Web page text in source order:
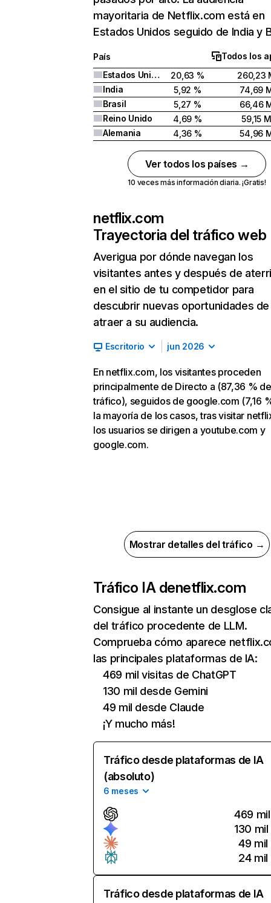
mayoritaria de Netflix.com está en
Estados Unidos seguido de India y
País
Todos los
Estados Unidos
20,63 %
260,23
India
5,92 %
74,69
Brasil
5,27 %
66,46
Reino Unido
4,69 %
59,15 M
Alemania
4,36 % 54,96
Ver todos los países →
10 veces más información diaria. ¡Gratis!
netflix.com
Trayectoria del tráfico web
Averigua por dónde navegan los
visitantes antes y después de
en el sitio de tu competidor para
descubrir nuevas oportunidades de
atraer a su audiencia.
Escritorio jun 2026
En netflix.com, los visitantes proceden
principalmente de Directo a (87,36 % de
tráfico), seguidos de google.com (7,16
la mayoría de los casos, tras visitar
los usuarios se dirigen a youtube.com y
google.com.
Mostrar detalles del tráfico →
Tráfico IA denetflix.com
Consigue al instante un desglose
del tráfico procedente de LLM.
Comprueba cómo aparece
las principales plataformas de IA:
469 mil visitas de ChatGPT
130 mil desde Gemini
49 mil desde Claude
¡Y mucho más!
Tráfico desde plataformas de IA
(absoluto)
6 meses
469 mil
130 mil
49 mil
24 mil
Tráfico desde plataformas de IA